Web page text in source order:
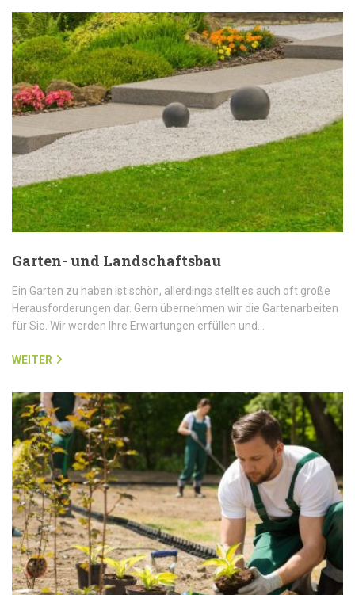
Garten- und Landschaftsbau
Ein Garten zu haben ist schön, allerdings stellt es auch oft große
Herausforderungen dar. Gern übernehmen wir die Gartenarbeiten
für Sie. Wir werden Ihre Erwartungen erfüllen und…
WEITER